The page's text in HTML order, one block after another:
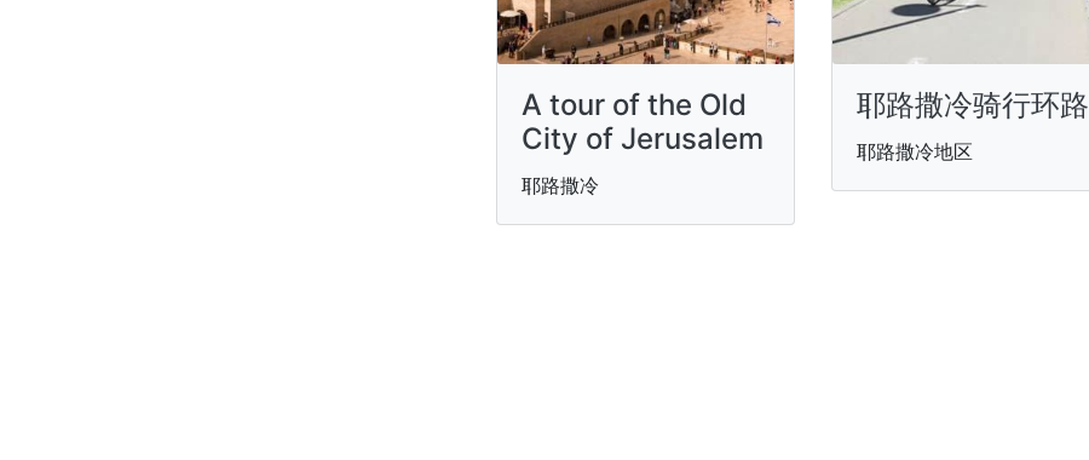
A tour of the Old
City of Jerusalem
耶路撒冷
耶路撒冷骑行环路
耶路撒冷地区